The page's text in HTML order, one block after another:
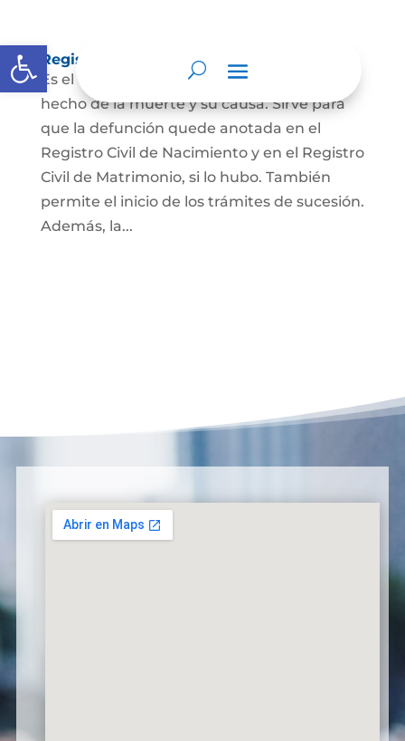
Abrir barra de herramientas
Registro Civil de Defunción
Es el documento público que prueba el
hecho de la muerte y su causa. Sirve para
que la defunción quede anotada en el
Registro Civil de Nacimiento y en el Registro
Civil de Matrimonio, si lo hubo. También
permite el inicio de los trámites de sucesión.
Además, la...